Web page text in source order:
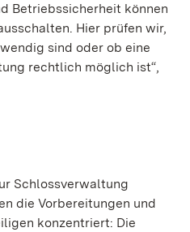
Betriebssicherheit können
Hier prüfen wir,
sind oder ob eine
rechtlich möglich ist“,
Schlossverwaltung
die Vorbereitungen und
konzentriert: Die